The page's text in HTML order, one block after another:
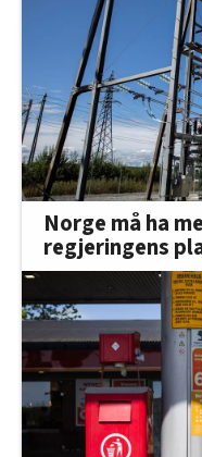
Norge må ha
regjeringens